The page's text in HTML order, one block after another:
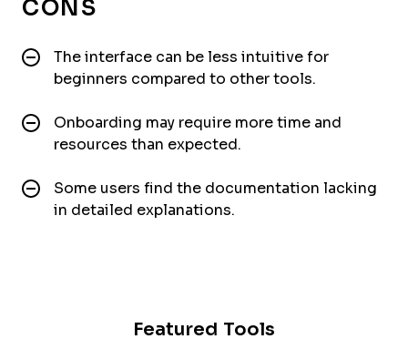
CONS
The interface can be less intuitive for
beginners compared to other tools.
Onboarding may require more time and
resources than expected.
Some users find the documentation lacking
in detailed explanations.
Featured Tools